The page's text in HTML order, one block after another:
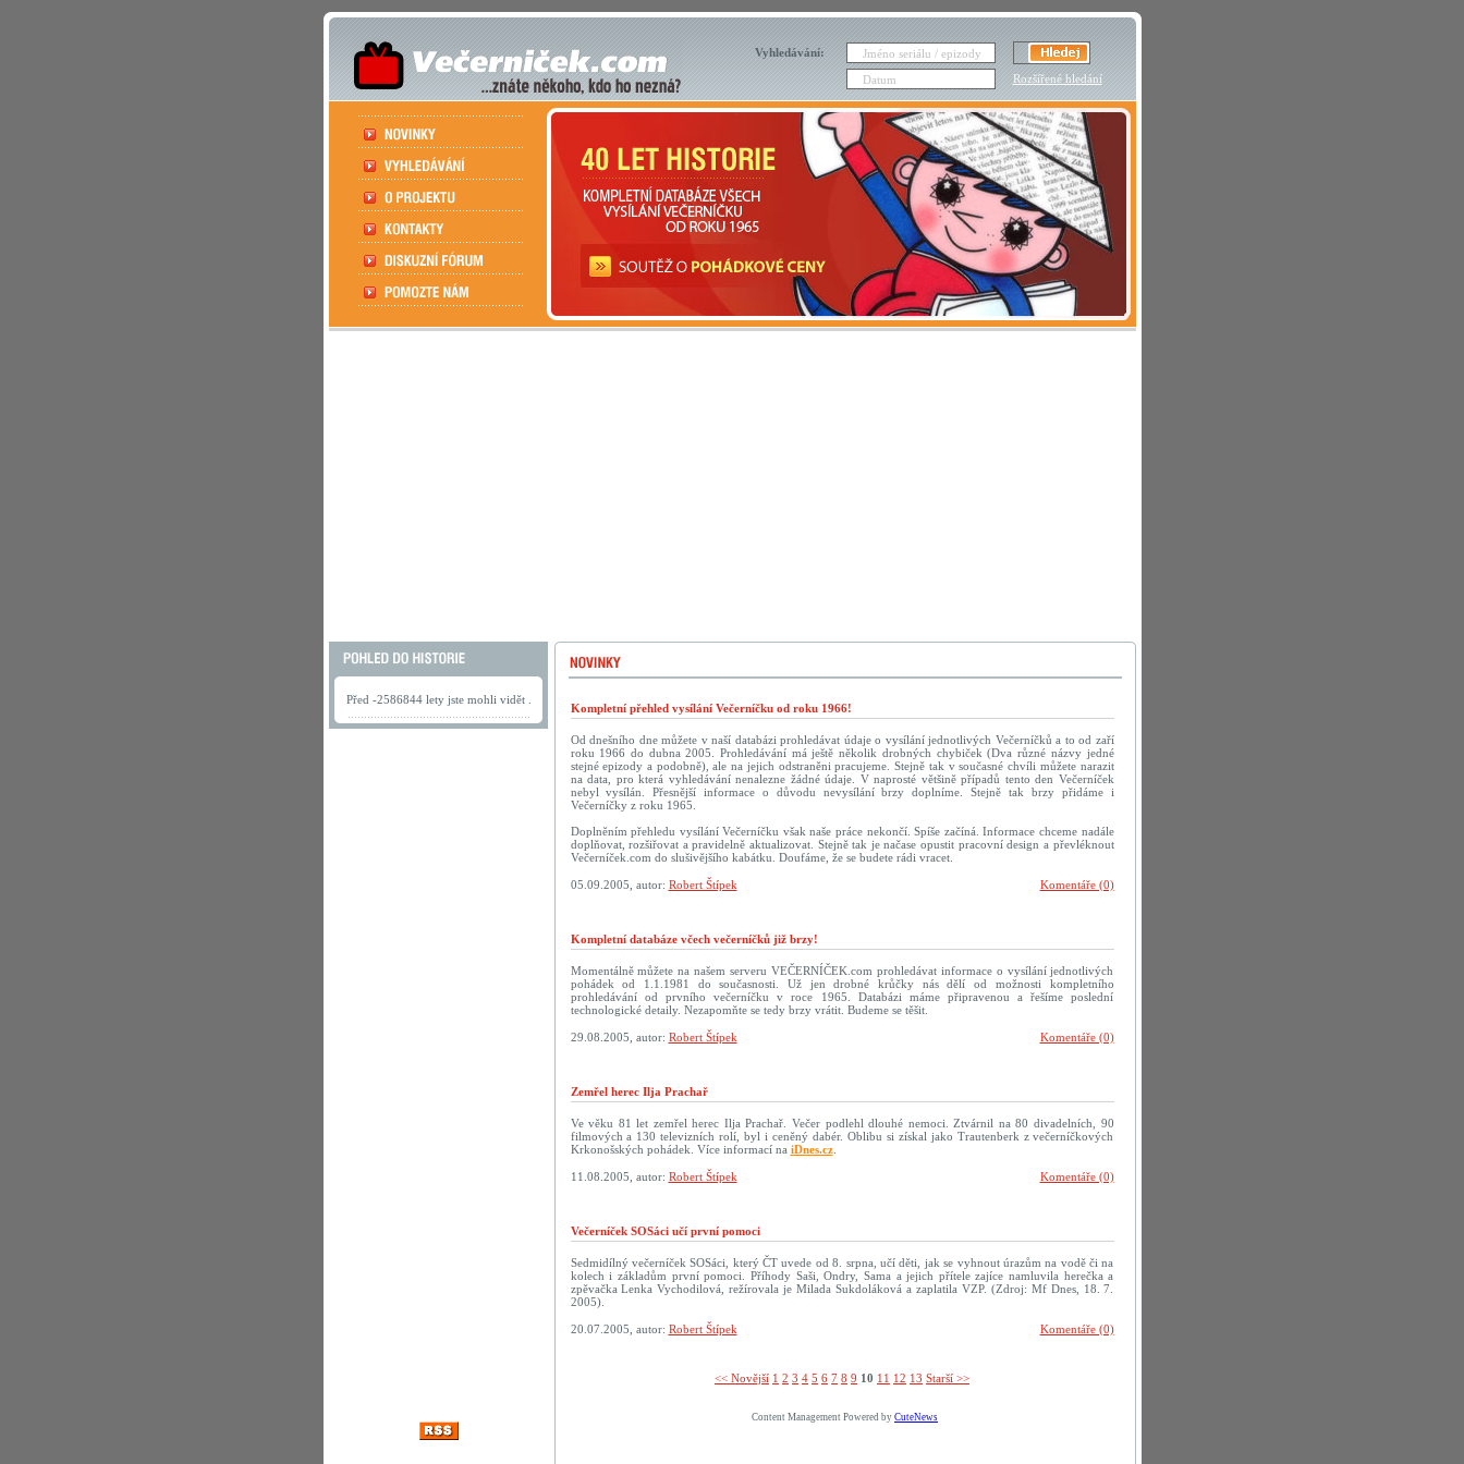
Vyhledávání:
Rozšířené hledání
Před -2586844 lety jste mohli vidět .
Kompletní přehled vysílání Večerníčku od roku 1966!
Od dnešního dne můžete v naší databázi prohledávat údaje o vysílání jednotlivých Večerníčků a to od zaří
roku 1966 do dubna 2005. Prohledávání má ještě několik drobných chybiček (Dva různé názvy jedné
stejné epizody a podobně), ale na jejich odstraněni pracujeme. Stejně tak v současné chvíli můžete narazit
na data, pro která vyhledávání nenalezne žádné údaje. V naprosté většině případů tento den Večerníček
nebyl vysílán. Přesnější informace o důvodu nevysílání brzy doplníme. Stejně tak brzy přidáme i
Večerníčky z roku 1965.
Doplněním přehledu vysílání Večerníčku však naše práce nekončí. Spíše začíná. Informace chceme nadále
doplňovat, rozšiřovat a pravidelně aktualizovat. Stejně tak je načase opustit pracovní design a převléknout
Večerníček.com do slušivějšího kabátku. Doufáme, že se budete rádi vracet.
Komentáře (0)
05.09.2005, autor: Robert Štípek
Kompletní databáze včech večerníčků již brzy!
Momentálně můžete na našem serveru VEČERNÍČEK.com prohledávat informace o vysílání jednotlivých
pohádek od 1.1.1981 do současnosti. Už jen drobné krůčky nás dělí od možnosti kompletního
prohledávání od prvního večerníčku v roce 1965. Databázi máme připravenou a řešíme poslední
technologické detaily. Nezapomňte se tedy brzy vrátit. Budeme se těšit.
Komentáře (0)
29.08.2005, autor: Robert Štípek
Zemřel herec Ilja Prachař
Ve věku 81 let zemřel herec Ilja Prachař. Večer podlehl dlouhé nemoci. Ztvárnil na 80 divadelních, 90
filmových a 130 televizních rolí, byl i ceněný dabér. Oblibu si získal jako Trautenberk z večerníčkových
Krkonošských pohádek. Více informací na iDnes.cz.
Komentáře (0)
11.08.2005, autor: Robert Štípek
Večerníček SOSáci učí první pomoci
Sedmidílný večerníček SOSáci, který ČT uvede od 8. srpna, učí děti, jak se vyhnout úrazům na vodě či na
kolech i základům první pomoci. Příhody Saši, Ondry, Sama a jejich přítele zajíce namluvila herečka a
zpěvačka Lenka Vychodilová, režírovala je Milada Sukdoláková a zaplatila VZP. (Zdroj: Mf Dnes, 18. 7.
2005).
Komentáře (0)
20.07.2005, autor: Robert Štípek
<< Novější­ 1 2 3 4 5 6 7 8 9 10 11 12 13 Starší >>
Content Management Powered by CuteNews